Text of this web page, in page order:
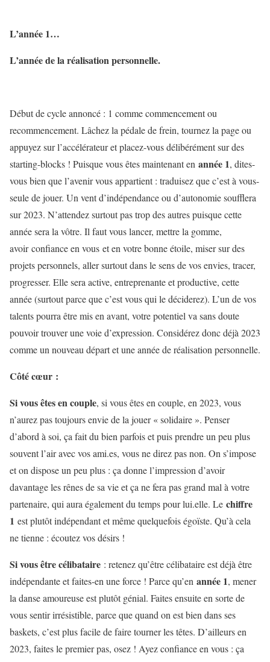
L’année 1…
L’année de la réalisation personnelle.
Début de cycle annoncé : 1 comme commencement ou
recommencement. Lâchez la pédale de frein, tournez la page ou
appuyez sur l’accélérateur et placez-vous délibérément sur des
starting-blocks ! Puisque vous êtes maintenant en année 1, dites-
vous bien que l’avenir vous appartient : traduisez que c’est à vous-
seule de jouer. Un vent d’indépendance ou d’autonomie soufflera
sur 2023. N’attendez surtout pas trop des autres puisque cette
année sera la vôtre. Il faut vous lancer, mettre la gomme,
avoir confiance en vous et en votre bonne étoile, miser sur des
projets personnels, aller surtout dans le sens de vos envies, tracer,
progresser. Elle sera active, entreprenante et productive, cette
année (surtout parce que c’est vous qui le déciderez). L’un de vos
talents pourra être mis en avant, votre potentiel va sans doute
pouvoir trouver une voie d’expression. Considérez donc déjà 2023
comme un nouveau départ et une année de réalisation personnelle.
Côté cœur :
Si vous êtes en couple, si vous êtes en couple, en 2023, vous
n’aurez pas toujours envie de la jouer « solidaire ». Penser
d’abord à soi, ça fait du bien parfois et puis prendre un peu plus
souvent l’air avec vos ami.es, vous ne direz pas non. On s’impose
et on dispose un peu plus : ça donne l’impression d’avoir
davantage les rênes de sa vie et ça ne fera pas grand mal à votre
partenaire, qui aura également du temps pour lui.elle. Le chiffre
1 est plutôt indépendant et même quelquefois égoïste. Qu’à cela
ne tienne : écoutez vos désirs !
Si vous être célibataire : retenez qu’être célibataire est déjà être
indépendante et faites-en une force ! Parce qu’en année 1, mener
la danse amoureuse est plutôt génial. Faites ensuite en sorte de
vous sentir irrésistible, parce que quand on est bien dans ses
baskets, c’est plus facile de faire tourner les têtes. D’ailleurs en
2023, faites le premier pas, osez ! Ayez confiance en vous : ça